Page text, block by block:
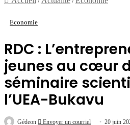
Economie
RDC :
jeunes au cœur
séminaire
l’UEA-Bukavu
Gédeon Envoyer un courriel 20 juin